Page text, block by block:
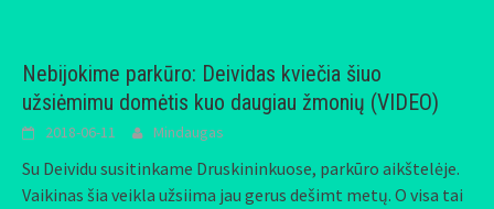
Nebijokime parkūro: Deividas kviečia šiuo
užsiėmimu domėtis kuo daugiau žmonių (VIDEO)
2018-06-11 Mindaugas
Su Deividu susitinkame Druskininkuose, parkūro aikštelėje.
Vaikinas šia veikla užsiima jau gerus dešimt metų. O visa tai